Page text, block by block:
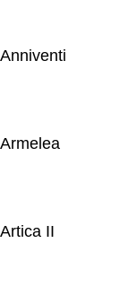
Anniventi
Armelea
Artica II